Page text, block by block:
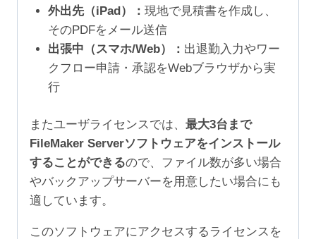
外出先（iPad）： 現地で見積書を作成し、
そのPDFをメール送信
出張中（スマホ/Web）： 出退勤入力やワー
クフロー申請・承認をWebブラウザから実
行
またユーザライセンスでは、 最大3台まで
FileMaker Serverソフトウェアをインストール
することができるので、ファイル数が多い場合
やバックアップサーバーを用意したい場合にも
適しています。
このソフトウェアにアクセスするライセンスを